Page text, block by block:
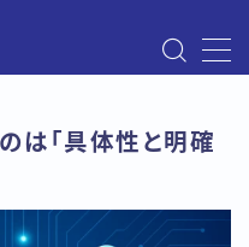
ー対処法まとめ
は「具体性と明確